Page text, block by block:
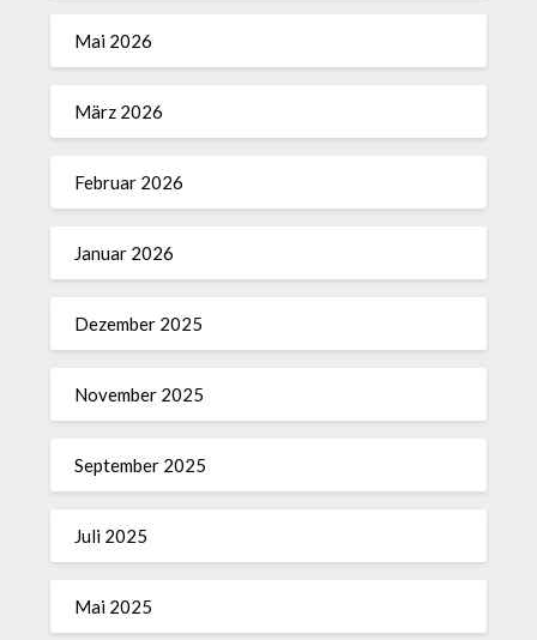
Mai 2026
März 2026
Februar 2026
Januar 2026
Dezember 2025
November 2025
September 2025
Juli 2025
Mai 2025